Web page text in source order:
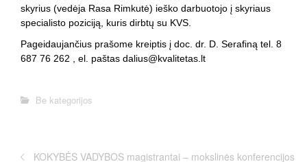
skyrius (vedėja Rasa Rimkutė) ieško darbuotojo į skyriaus
specialisto poziciją, kuris dirbtų su KVS.
Pageidaujančius prašome kreiptis į doc. dr. D. Serafiną tel. 8
687 76 262 , el. paštas dalius@kvalitetas.lt
Be kategorijos
KOKYBĖS VADYBOS magistrantai – mokslinės konferencijos